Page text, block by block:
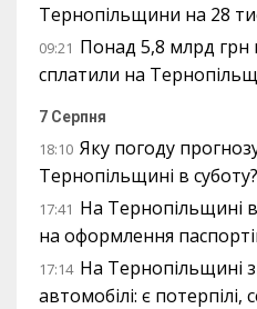
Тернопільщини на 28
09:21 Понад 5,8 млрд грн
сплатили на
7 Серпня
18:10 Яку погоду
Тернопільщині в суботу?
17:41 На Тернопільщині
на оформлення
17:14 На Тернопільщині
автомобілі: є